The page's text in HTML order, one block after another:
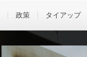
政策 タイアップ